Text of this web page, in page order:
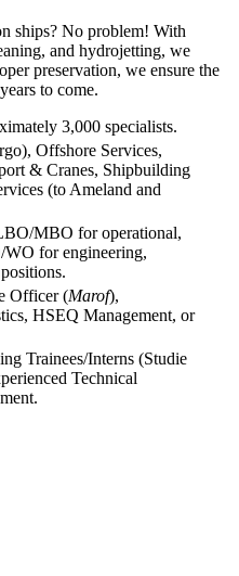
ships? No problem! With
and hydrojetting, we
preservation, we ensure the
to come.
3,000 specialists.
Offshore Services,
& Cranes, Shipbuilding
(to Ameland and
MBO for operational,
for engineering,
Officer (Marof),
HSEQ Management, or
Trainees/Interns (Studie
Technical